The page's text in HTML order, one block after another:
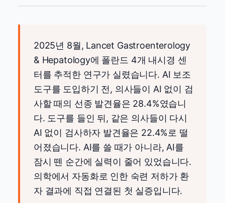
2025년 8월, Lancet Gastroenterology
& Hepatology에 폴란드 4개 내시경 센
터를 추적한 연구가 실렸습니다. AI 보조
도구를 도입하기 전, 의사들이 AI 없이 검
사할 때의 선종 발견율은 28.4%였습니
다. 도구를 들인 뒤, 같은 의사들이 다시
AI 없이 검사하자 발견율은 22.4%로 떨
어졌습니다. AI를 쓸 때가 아니라, AI를
잠시 뗀 순간에 실력이 줄어 있었습니다.
의학에서 자동화로 인한 숙련 저하가 환
자 결과에 직접 연결된 첫 실증입니다.